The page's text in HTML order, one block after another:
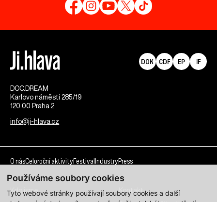
Používáme soubory cookies
Tyto webové stránky používají soubory cookies a další
DOC.DREAM​
Karlovo náměstí 285/19
120 00 Praha 2
info@ji-hlava.cz
DOK CDF EP IF
O násCeloroční aktivityFestival IndustryPress
Kdo jsme
Kontakt